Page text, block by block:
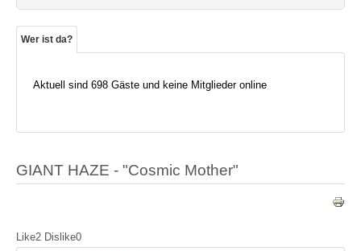
Wer ist da?
Aktuell sind 698 Gäste und keine Mitglieder online
GIANT HAZE - "Cosmic Mother"
Like2 Dislike0